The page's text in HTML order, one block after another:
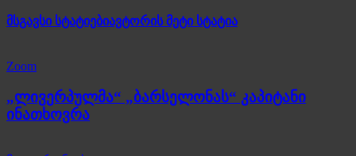
მსგავსი სტატიებიავტორის მეტი სტატია
Zoom
„ლივერპულმა“ „ბარსელონას“ კაპიტანი
ინათხოვრა